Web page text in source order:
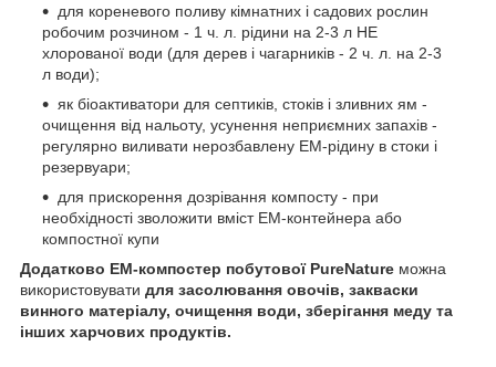
для кореневого поливу кімнатних і садових рослин
робочим розчином - 1 ч. л. рідини на 2-3 л НЕ
хлорованої води (для дерев і чагарників - 2 ч. л. на 2-3
л води);
як біоактиватори для септиків, стоків і зливних ям -
очищення від нальоту, усунення неприємних запахів -
регулярно виливати нерозбавлену ЕМ-рідину в стоки і
резервуари;
для прискорення дозрівання компосту - при
необхідності зволожити вміст ЕМ-контейнера або
компостної купи
Додатково ЕМ-компостер побутової PureNature можна
використовувати для засолювання овочів, закваски
винного матеріалу, очищення води, зберігання меду та
інших харчових продуктів.